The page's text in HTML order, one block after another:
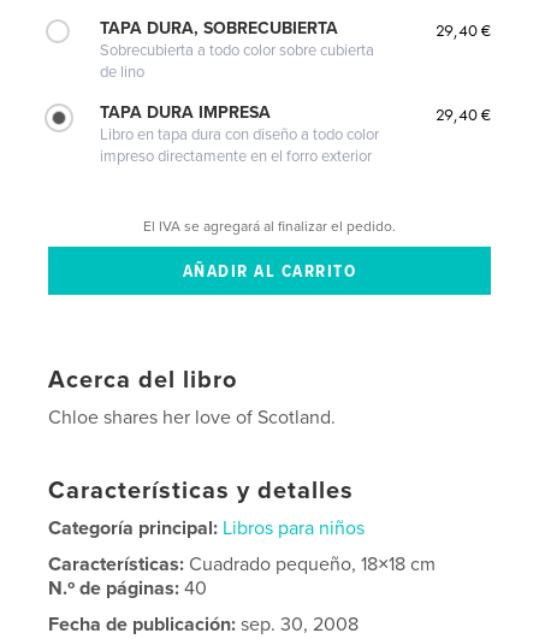
TAPA DURA, SOBRECUBIERTA
Sobrecubierta a todo color sobre cubierta
de lino
29,40 €
TAPA DURA IMPRESA
Libro en tapa dura con diseño a todo color
impreso directamente en el forro exterior
29,40 €
El IVA se agregará al finalizar el pedido.
Acerca del libro
Chloe shares her love of Scotland.
Características y detalles
Categoría principal: Libros para niños
Características:Cuadrado pequeño, 18×18 cm
N.º de páginas:40
Fecha de publicación: sep. 30, 2008